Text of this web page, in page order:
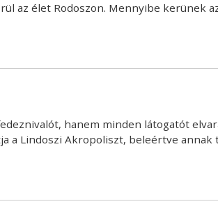
az élet Rodoszon. Mennyibe kerünek
hanem minden látogatót
a Lindoszi Akropoliszt, beleértve